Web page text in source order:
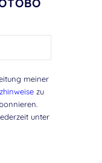
meiner
zu
unter